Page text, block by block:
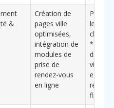
&
Création de
pages ville
optimisées,
intégration de
modules de
prise de
rendez-vous
en ligne
les
via une
fluide